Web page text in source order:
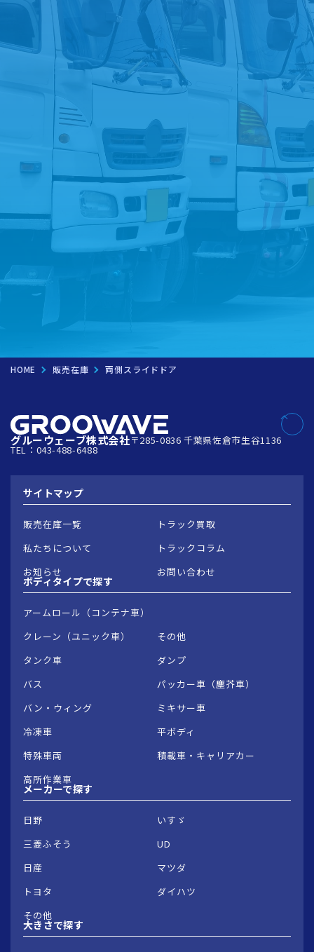
お問い合わせフォームへ
LINEでお問い合わせ
トラック買取を
HOME 販売在庫 両側スライドドア
グルーウェーブ株式会社〒285-0836 千葉県佐倉市生谷1136
TEL：043-488-6488
サイトマップ
販売在庫一覧
トラック買取
私たちについて
トラックコラム
お知らせ
お問い合わせ
ボディタイプで探す
アームロール（コンテナ車）
クレーン（ユニック車）
その他
タンク車
ダンプ
バス
パッカー車（塵芥車）
バン・ウィング
ミキサー車
冷凍車
平ボディ
特殊車両
積載車・キャリアカー
高所作業車
メーカーで探す
日野
いすゞ
三菱ふそう
UD
日産
マツダ
トヨタ
ダイハツ
その他
大きさで探す